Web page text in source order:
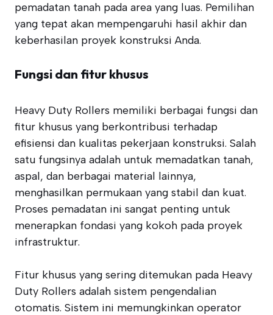
pemadatan tanah pada area yang luas. Pemilihan
yang tepat akan mempengaruhi hasil akhir dan
keberhasilan proyek konstruksi Anda.
Fungsi dan fitur khusus
Heavy Duty Rollers memiliki berbagai fungsi dan
fitur khusus yang berkontribusi terhadap
efisiensi dan kualitas pekerjaan konstruksi. Salah
satu fungsinya adalah untuk memadatkan tanah,
aspal, dan berbagai material lainnya,
menghasilkan permukaan yang stabil dan kuat.
Proses pemadatan ini sangat penting untuk
menerapkan fondasi yang kokoh pada proyek
infrastruktur.
Fitur khusus yang sering ditemukan pada Heavy
Duty Rollers adalah sistem pengendalian
otomatis. Sistem ini memungkinkan operator